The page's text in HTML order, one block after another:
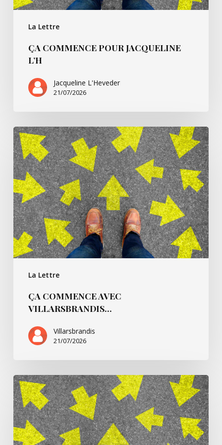
La Lettre
ÇA COMMENCE POUR JACQUELINE
L’H
Jacqueline L'Heveder
21/07/2026
La Lettre
Ça
commence
avec
Villarsbrandis…
ÇA COMMENCE AVEC
VILLARSBRANDIS…
Villarsbrandis
21/07/2026
Ça
commence
pour…
André
B.